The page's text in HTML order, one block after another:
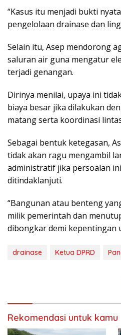
“Kasus itu menjadi bukti
pengelolaan drainase dan
Selain itu, Asep mendorong
saluran air guna mengatur
terjadi genangan.
Dirinya menilai, upaya ini
biaya besar jika dilakukan
matang serta koordinasi
Sebagai bentuk ketegasan,
tidak akan ragu mengambil
administratif jika persoalan
ditindaklanjuti.
“Bangunan atau benteng
milik pemerintah dan
dibongkar demi kepentingan
drainase Ketua DPRD
Rekomendasi untuk kamu